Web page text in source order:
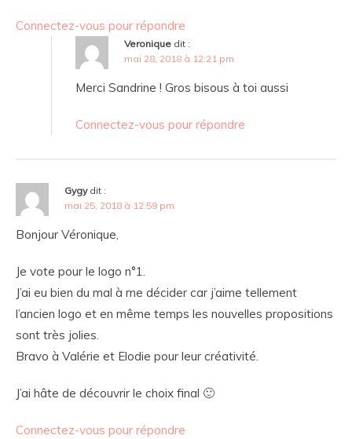
Connectez-vous pour répondre
Veronique dit :
mai 28, 2018 à 12:21 pm
Merci Sandrine ! Gros bisous à toi aussi
Connectez-vous pour répondre
Gygy dit :
mai 25, 2018 à 12:59 pm
Bonjour Véronique,
Je vote pour le logo n°1.
J’ai eu bien du mal à me décider car j’aime tellement
l’ancien logo et en même temps les nouvelles propositions
sont très jolies.
Bravo à Valérie et Elodie pour leur créativité.
J’ai hâte de découvrir le choix final 🙂
Connectez-vous pour répondre